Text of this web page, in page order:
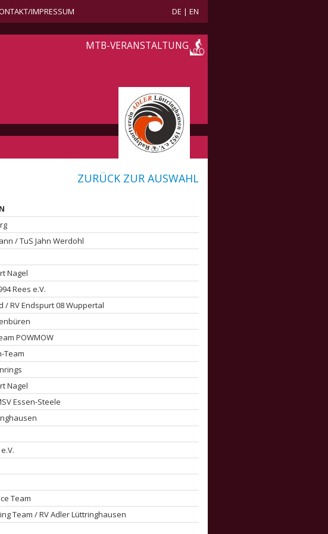
IMPRESSUM DE | EN
MTB-VERANSTALTUNG
ZURÜCK ZUR AUSWAHL
/ TuS Jahn Werdohl
Nagel
Rees e.V.
/ RV Endspurt 08 Wuppertal
POWMOW
Team
Nagel
Essen-Steele
Team
Team / RV Adler Lüttringhausen